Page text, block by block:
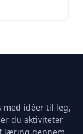
med idéer til leg,
du aktiviteter